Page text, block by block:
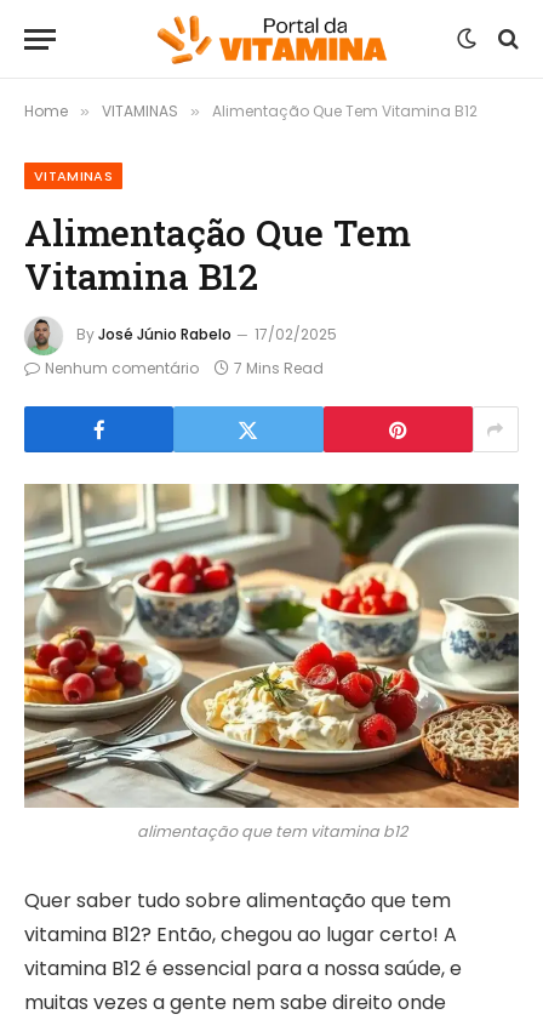
Home » VITAMINAS » Alimentação Que Tem Vitamina B12
VITAMINAS
Alimentação Que Tem
Vitamina B12
ByJosé Júnio Rabelo
17/02/2025
Nenhum comentário
7 Mins Read
alimentação que tem vitamina b12
Quer saber tudo sobre alimentação que tem
vitamina B12? Então, chegou ao lugar certo! A
vitamina B12 é essencial para a nossa saúde, e
muitas vezes a gente nem sabe direito onde